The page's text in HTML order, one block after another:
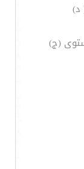
د)
(ج)